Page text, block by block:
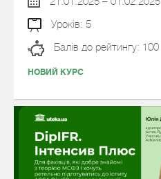
Уроків: 5
Балів до рейтингу: 100
НОВИЙ КУРС